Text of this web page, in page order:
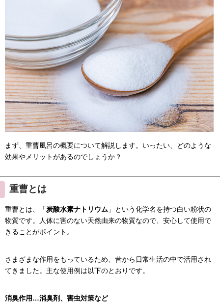
まず、重曹風呂の概要について解説します。いったい、どのような
効果やメリットがあるのでしょうか？
重曹とは
重曹とは、「炭酸水素ナトリウム 」という化学名を持つ白い粉状の
物質です。人体に害のない天然由来の物質なので、安心して使用で
きることがポイント。
さまざまな作用をもっているため、昔から日常生活の中で活用され
てきました。主な使用例は以下のとおりです。
消臭作用…消臭剤、害虫対策など